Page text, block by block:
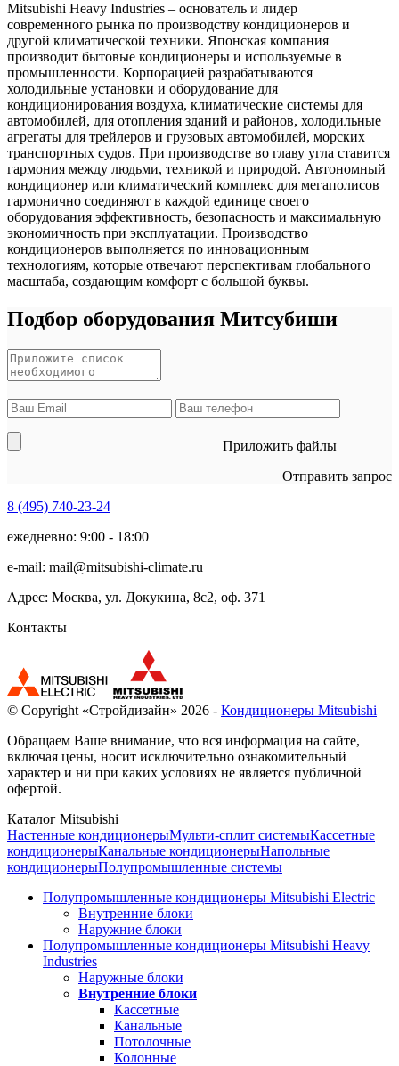
Mitsubishi Heavy Industries – основатель и лидер
современного рынка по производству кондиционеров и
другой климатической техники. Японская компания
производит бытовые кондиционеры и используемые в
промышленности. Корпорацией разрабатываются
холодильные установки и оборудование для
кондиционирования воздуха, климатические системы для
автомобилей, для отопления зданий и районов, холодильные
агрегаты для трейлеров и грузовых автомобилей, морских
транспортных судов. При производстве во главу угла ставится
гармония между людьми, техникой и природой. Автономный
кондиционер или климатический комплекс для мегаполисов
гармонично соединяют в каждой единице своего
оборудования эффективность, безопасность и максимальную
экономичность при эксплуатации. Производство
кондиционеров выполняется по инновационным
технологиям, которые отвечают перспективам глобального
масштаба, создающим комфорт с большой буквы.
Подбор оборудования Митсубиши
Приложить файлы
Отправить запрос
8 (495) 740-23-24
ежедневно: 9:00 - 18:00
e-mail: mail@mitsubishi-climate.ru
Адрес: Москва, ул. Докукина, 8с2, оф. 371
Контакты
© Copyright «Стройдизайн» 2026 - Кондиционеры Mitsubishi
Обращаем Ваше внимание, что вся информация на сайте,
включая цены, носит исключительно ознакомительный
характер и ни при каких условиях не является публичной
офертой.
Каталог Mitsubishi
Настенные кондиционерыМульти-сплит системыКассетные
кондиционерыКанальные кондиционерыНапольные
кондиционерыПолупромышленные системы
Полупромышленные кондиционеры Mitsubishi Electric
Внутренние блоки
Наружние блоки
Полупромышленные кондиционеры Mitsubishi Heavy
Industries
Наружные блоки
Внутренние блоки
Кассетные
Канальные
Потолочные
Колонные